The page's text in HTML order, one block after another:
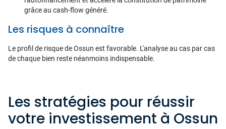
grâce au cash-flow généré.
Les risques à connaître
Le profil de risque de Ossun est favorable. L'analyse au cas par cas
de chaque bien reste néanmoins indispensable.
Les stratégies pour réussir
votre investissement à Ossun